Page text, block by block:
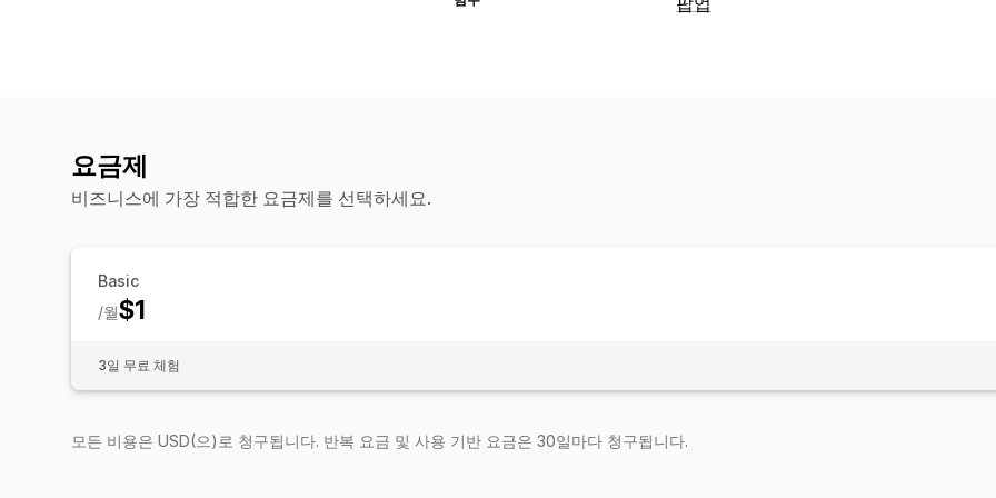
요금제
비즈니스에 가장 적합한 요금제를 선택하세요.
Basic
$1
/월
3일 무료 체험
모든 비용은 USD(으)로 청구됩니다. 반복 요금 및 사용 기반 요금은 30일마다 청구됩니다.